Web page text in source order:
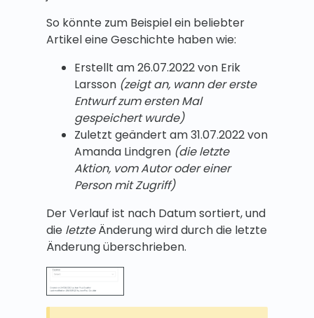
So könnte zum Beispiel ein beliebter
Artikel eine Geschichte haben wie:
Erstellt am 26.07.2022 von Erik
Larsson (zeigt an, wann der erste
Entwurf zum ersten Mal
gespeichert wurde)
Zuletzt geändert am 31.07.2022 von
Amanda Lindgren (die letzte
Aktion, vom Autor oder einer
Person mit Zugriff)
Der Verlauf ist nach Datum sortiert, und
die letzteÄnderung wird durch die letzte
Änderung überschrieben.